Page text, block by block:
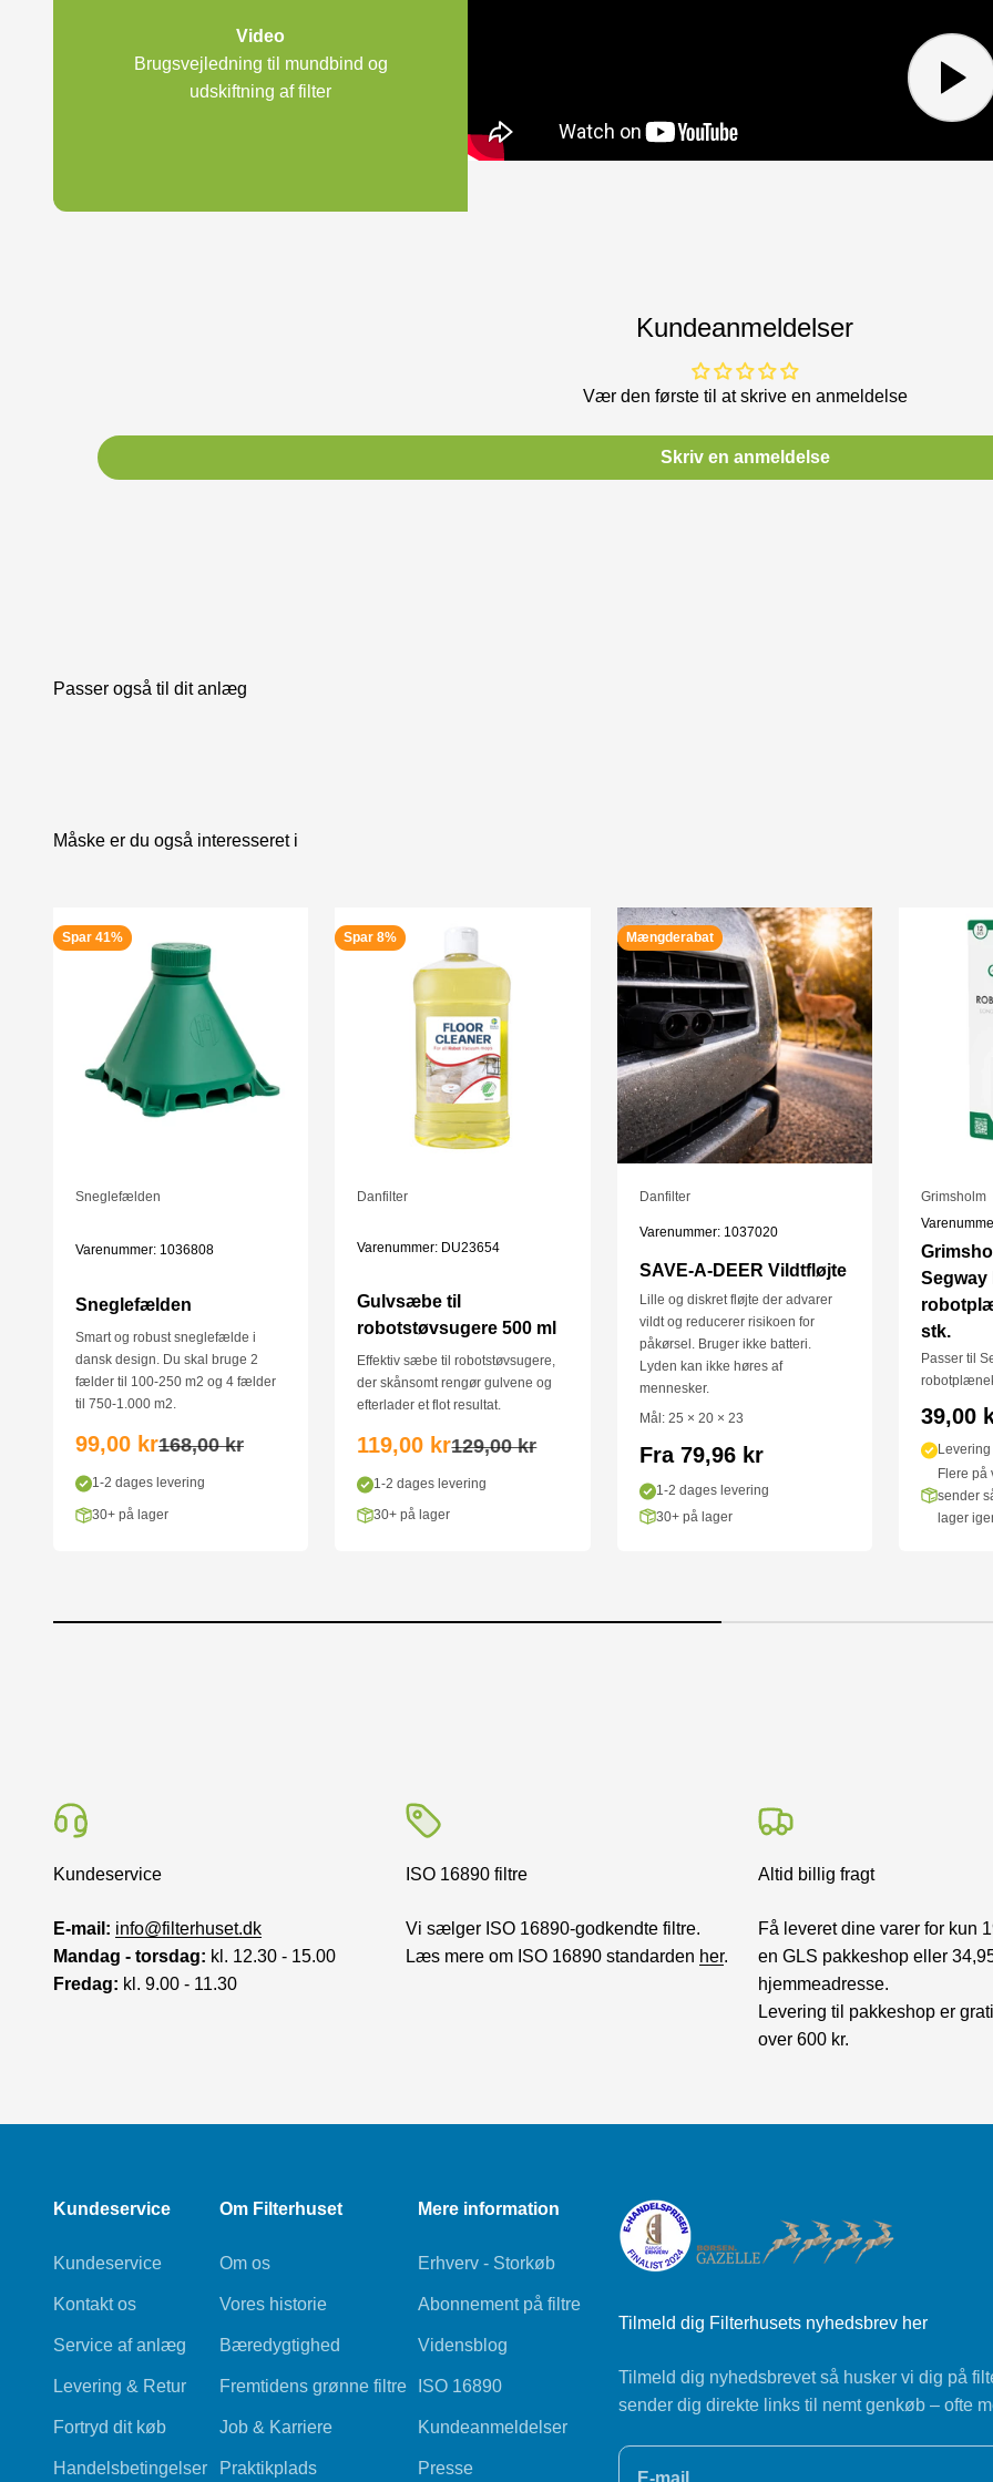
godkendte
filtrering af vira
købes separat her
Filterhuset og
vores P2
effektivt beskytter
Vask og
C-19 stofmasken
genbruges og bør
vil du have brug for
Ansigtsmasken i
Det udskiftelige
filtreringsevne.
filtreringsgraden
C-19 mundbindet
Har du
bør du konsultere
Video
Brugsvejledning til mundbind og
udskiftning af filter
Kundeanmeldelser
Vær den første til at skrive en anmeldelse
Skriv en anmeldelse
Passer også til dit anlæg
Måske er du også interesseret i
Spar 41%
Sneglefælden
Varenummer: 1036808
Sneglefælden
Smart og robust sneglefælde i
dansk design. Du skal bruge 2
fælder til 100-250 m2 og 4 fælder
til 750-1.000 m2.
Salgspris
99,00 krNormalpris
168,00 kr
1-2 dages levering
30+ på lager
Spar 8%
Danfilter
Varenummer: DU23654
Gulvsæbe til
robotstøvsugere 500 ml
Effektiv sæbe til robotstøvsugere,
der skånsomt rengør gulvene og
efterlader et flot resultat.
Salgspris
119,00 krNormalpris
129,00 kr
1-2 dages levering
30+ på lager
Mængderabat
Danfilter
Varenummer: 1037020
SAVE-A-DEER Vildtfløjte
Lille og diskret fløjte der advarer
vildt og reducerer risikoen for
påkørsel. Bruger ikke batteri.
Lyden kan ikke høres af
mennesker.
Mål: 25 × 20 × 23
Fra 79,96 kr
1-2 dages levering
30+ på lager
Grimsholm
Segway
stk.
Passer til
39,00
Flere på
sender
lager
Kundeservice
E-mail: info@filterhuset.dk
Mandag - torsdag: kl. 12.30 - 15.00
Fredag: kl. 9.00 - 11.30
ISO 16890 filtre
Vi sælger ISO 16890-godkendte filtre.
Læs mere om ISO 16890 standarden her.
Altid billig fragt
Få leveret dine varer for kun
en GLS pakkeshop eller
hjemmeadresse.
Levering til pakkeshop er
over 600 kr.
Kundeservice
Kundeservice
Kontakt os
Service af anlæg
Levering & Retur
Fortryd dit køb
Handelsbetingelser
Om Filterhuset
Om os
Vores historie
Bæredygtighed
Fremtidens grønne filtre
Job & Karriere
Praktikplads
Mere information
Erhverv - Storkøb
Abonnement på filtre
Vidensblog
ISO 16890
Kundeanmeldelser
Presse
Tilmeld dig Filterhusets nyhedsbrev her
Tilmeld dig nyhedsbrevet så husker vi dig på
sender dig direkte links til nemt genkøb – ofte